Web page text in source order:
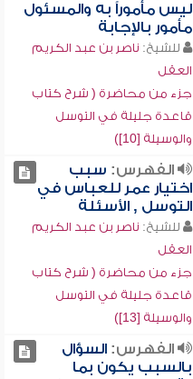
ليس مأموراً به والمسئول
مأمور بالإجابة
للشيخ: ناصر بن عبد الكريم
العقل
جزء من محاضرة ( شرح كتاب
قاعدة جليلة في التوسل
والوسيلة [10])
الفهرس: سبب
اختيار عمر للعباس في
التوسل , الأسئلة
للشيخ: ناصر بن عبد الكريم
العقل
جزء من محاضرة ( شرح كتاب
قاعدة جليلة في التوسل
والوسيلة [13])
الفهرس:السؤال
بالسبب يكون بما